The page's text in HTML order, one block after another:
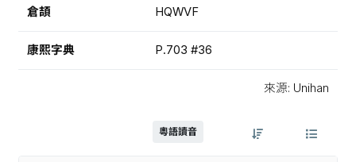
倉頡 HQWVF
康熙字典 P.703 #36
來源: Unihan
粵語讀音